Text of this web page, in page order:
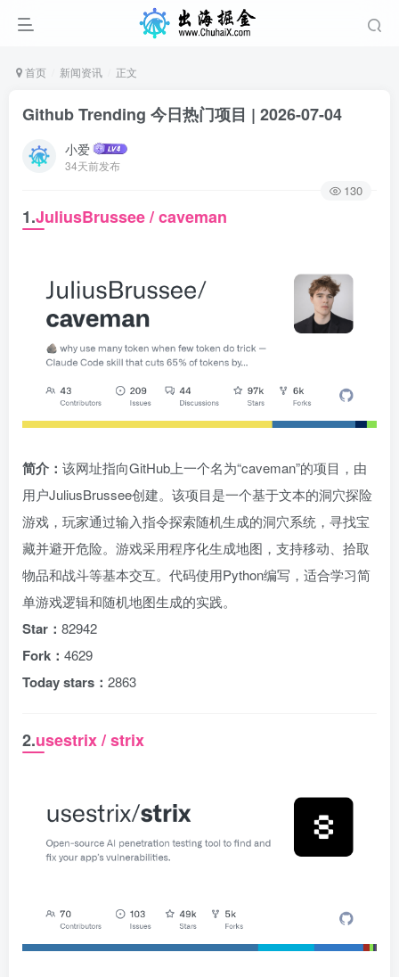
首页 新闻资讯 正文
Github Trending 今日热门项目 | 2026-07-04
小爱
34天前发布
130
1.JuliusBrussee / caveman
简介： 该网址指向GitHub上一个名为“caveman”的项目，由
用户JuliusBrussee创建。该项目是一个基于文本的洞穴探险
游戏，玩家通过输入指令探索随机生成的洞穴系统，寻找宝
藏并避开危险。游戏采用程序化生成地图，支持移动、拾取
物品和战斗等基本交互。代码使用Python编写，适合学习简
单游戏逻辑和随机地图生成的实践。
Star： 82942
Fork： 4629
Today stars： 2863
2.usestrix / strix